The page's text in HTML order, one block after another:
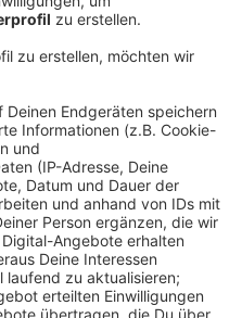
IHK-
sie sich bewerben
Tag der
und
stehen